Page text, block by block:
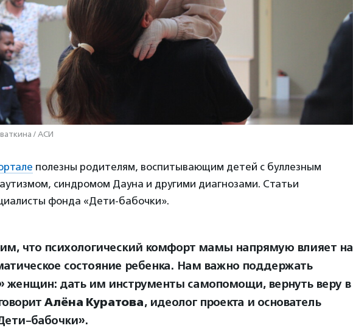
/ АСИ
полезны родителям, воспитывающим детей с буллезным
синдромом Дауна и другими диагнозами. Статьи
фонда «Дети-бабочки».
что психологический комфорт мамы напрямую влияет на
состояние ребенка. Нам важно поддержать
женщин: дать им инструменты самопомощи, вернуть веру в
Алёна Куратова, идеолог проекта и основатель
бабочки».